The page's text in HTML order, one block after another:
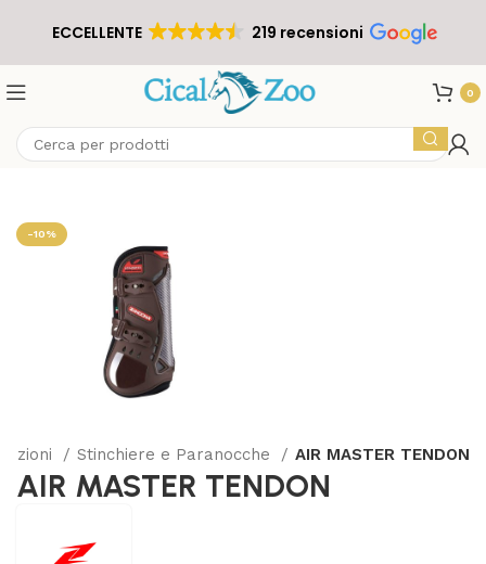
ECCELLENTE 219 recensioni
0
-10%
Stinchiere e Paranocche AIR MASTER TENDON
AIR MASTER TENDON